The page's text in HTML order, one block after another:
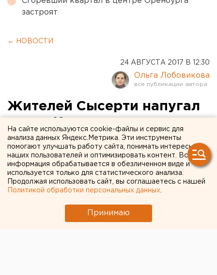
застроят
← НОВОСТИ
24 АВГУСТА 2017 В 12:30
Ольга Лобовикова
Жителей Сысерти напугал
садах карантин
На сайте используются cookie-файлы и сервис для
анализа данных Яндекс.Метрика. Эти инструменты
помогают улучшать работу сайта, понимать интересы
наших пользователей и оптимизировать контент. Вся
информация обрабатывается в обезличенном виде и
используется только для статистического анализа.
Продолжая использовать сайт, вы соглашаетесь с нашей
Политикой обработки персональных данных
Принимаю